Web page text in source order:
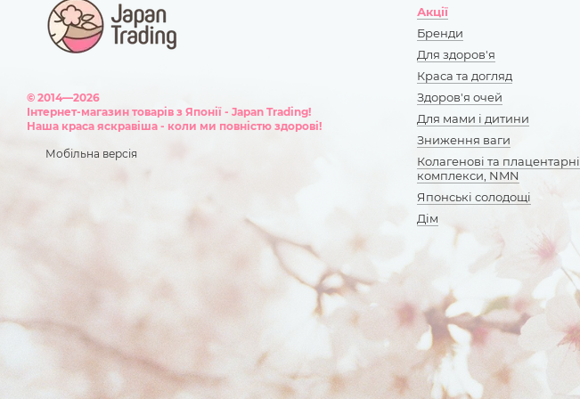
© 2014—2026
Інтернет-магазин товарів з Японії - Japan Trading!
Наша краса яскравіша - коли ми повністю здорові!
Мобільна версія
Акції
Бренди
Для здоров'я
Краса та догляд
Здоров'я очей
Для мами і дитини
Зниження ваги
Колагенові та плацентарні
комплекси, NMN
Японські солодощі
Дім